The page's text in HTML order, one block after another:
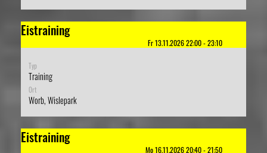
Eistraining
Fr 13.11.2026 22:00 - 23:10
Typ
Training
Ort
Worb, Wislepark
Eistraining
Mo 16.11.2026 20:40 - 21:50